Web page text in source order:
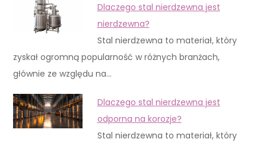
Dlaczego stal nierdzewna jest
nierdzewna?
Stal nierdzewna to materiał, który
zyskał ogromną popularność w różnych branżach,
głównie ze względu na…
Dlaczego stal nierdzewna jest
odporna na korozje?
Stal nierdzewna to materiał, który